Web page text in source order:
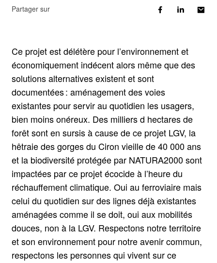
Partager sur
Ce projet est délétère pour l’environnement et
économiquement indécent alors même que des
solutions alternatives existent et sont
documentées : aménagement des voies
existantes pour servir au quotidien les usagers,
bien moins onéreux. Des milliers d hectares de
forêt sont en sursis à cause de ce projet LGV, la
hêtraie des gorges du Ciron vieille de 40 000 ans
et la biodiversité protégée par NATURA2000 sont
impactées par ce projet écocide à l’heure du
réchauffement climatique. Oui au ferroviaire mais
celui du quotidien sur des lignes déjà existantes
aménagées comme il se doit, oui aux mobilités
douces, non à la LGV. Respectons notre territoire
et son environnement pour notre avenir commun,
respectons les personnes qui vivent sur ce